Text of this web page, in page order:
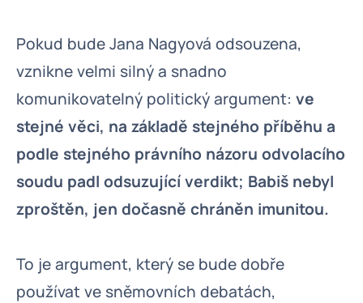
Pokud bude Jana Nagyová odsouzena,
vznikne velmi silný a snadno
komunikovatelný politický argument: ve
stejné věci, na základě stejného příběhu a
podle stejného právního názoru odvolacího
soudu padl odsuzující verdikt; Babiš nebyl
zproštěn, jen dočasně chráněn imunitou.
To je argument, který se bude dobře
používat ve sněmovních debatách,